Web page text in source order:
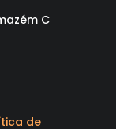
C
de